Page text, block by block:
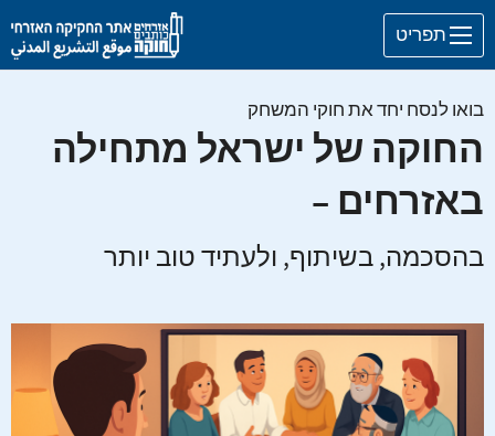
Skip to main content
בואו לנסח יחד את חוקי המשחק
החוקה של ישראל מתחילה
באזרחים –
בהסכמה, בשיתוף, ולעתיד טוב יותר